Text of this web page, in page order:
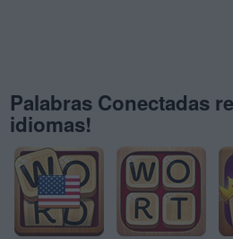
Palabras Conectadas
idiomas!